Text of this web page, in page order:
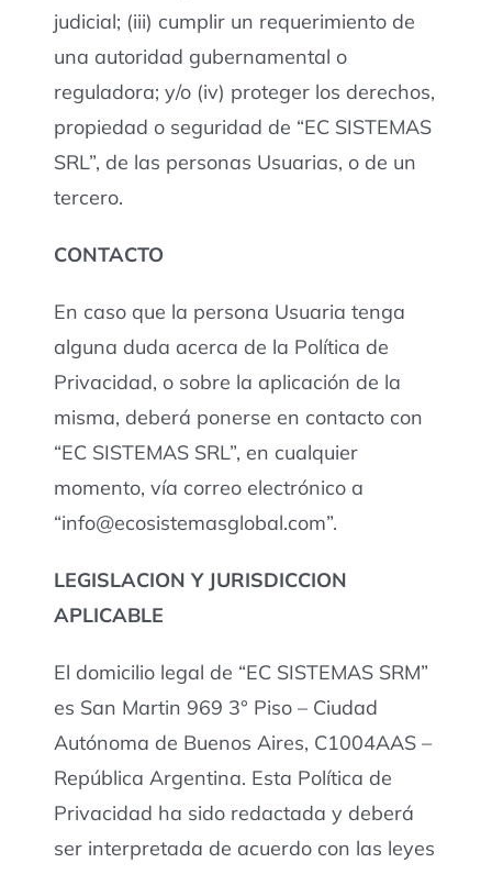
judicial; (iii) cumplir un requerimiento de
una autoridad gubernamental o
reguladora; y/o (iv) proteger los derechos,
propiedad o seguridad de “EC SISTEMAS
SRL”, de las personas Usuarias, o de un
tercero.
CONTACTO
En caso que la persona Usuaria tenga
alguna duda acerca de la Política de
Privacidad, o sobre la aplicación de la
misma, deberá ponerse en contacto con
“EC SISTEMAS SRL”, en cualquier
momento, vía correo electrónico a
“info@ecosistemasglobal.com”.
LEGISLACION Y JURISDICCION
APLICABLE
El domicilio legal de “EC SISTEMAS SRM”
es San Martin 969 3° Piso – Ciudad
Autónoma de Buenos Aires, C1004AAS –
República Argentina. Esta Política de
Privacidad ha sido redactada y deberá
ser interpretada de acuerdo con las leyes